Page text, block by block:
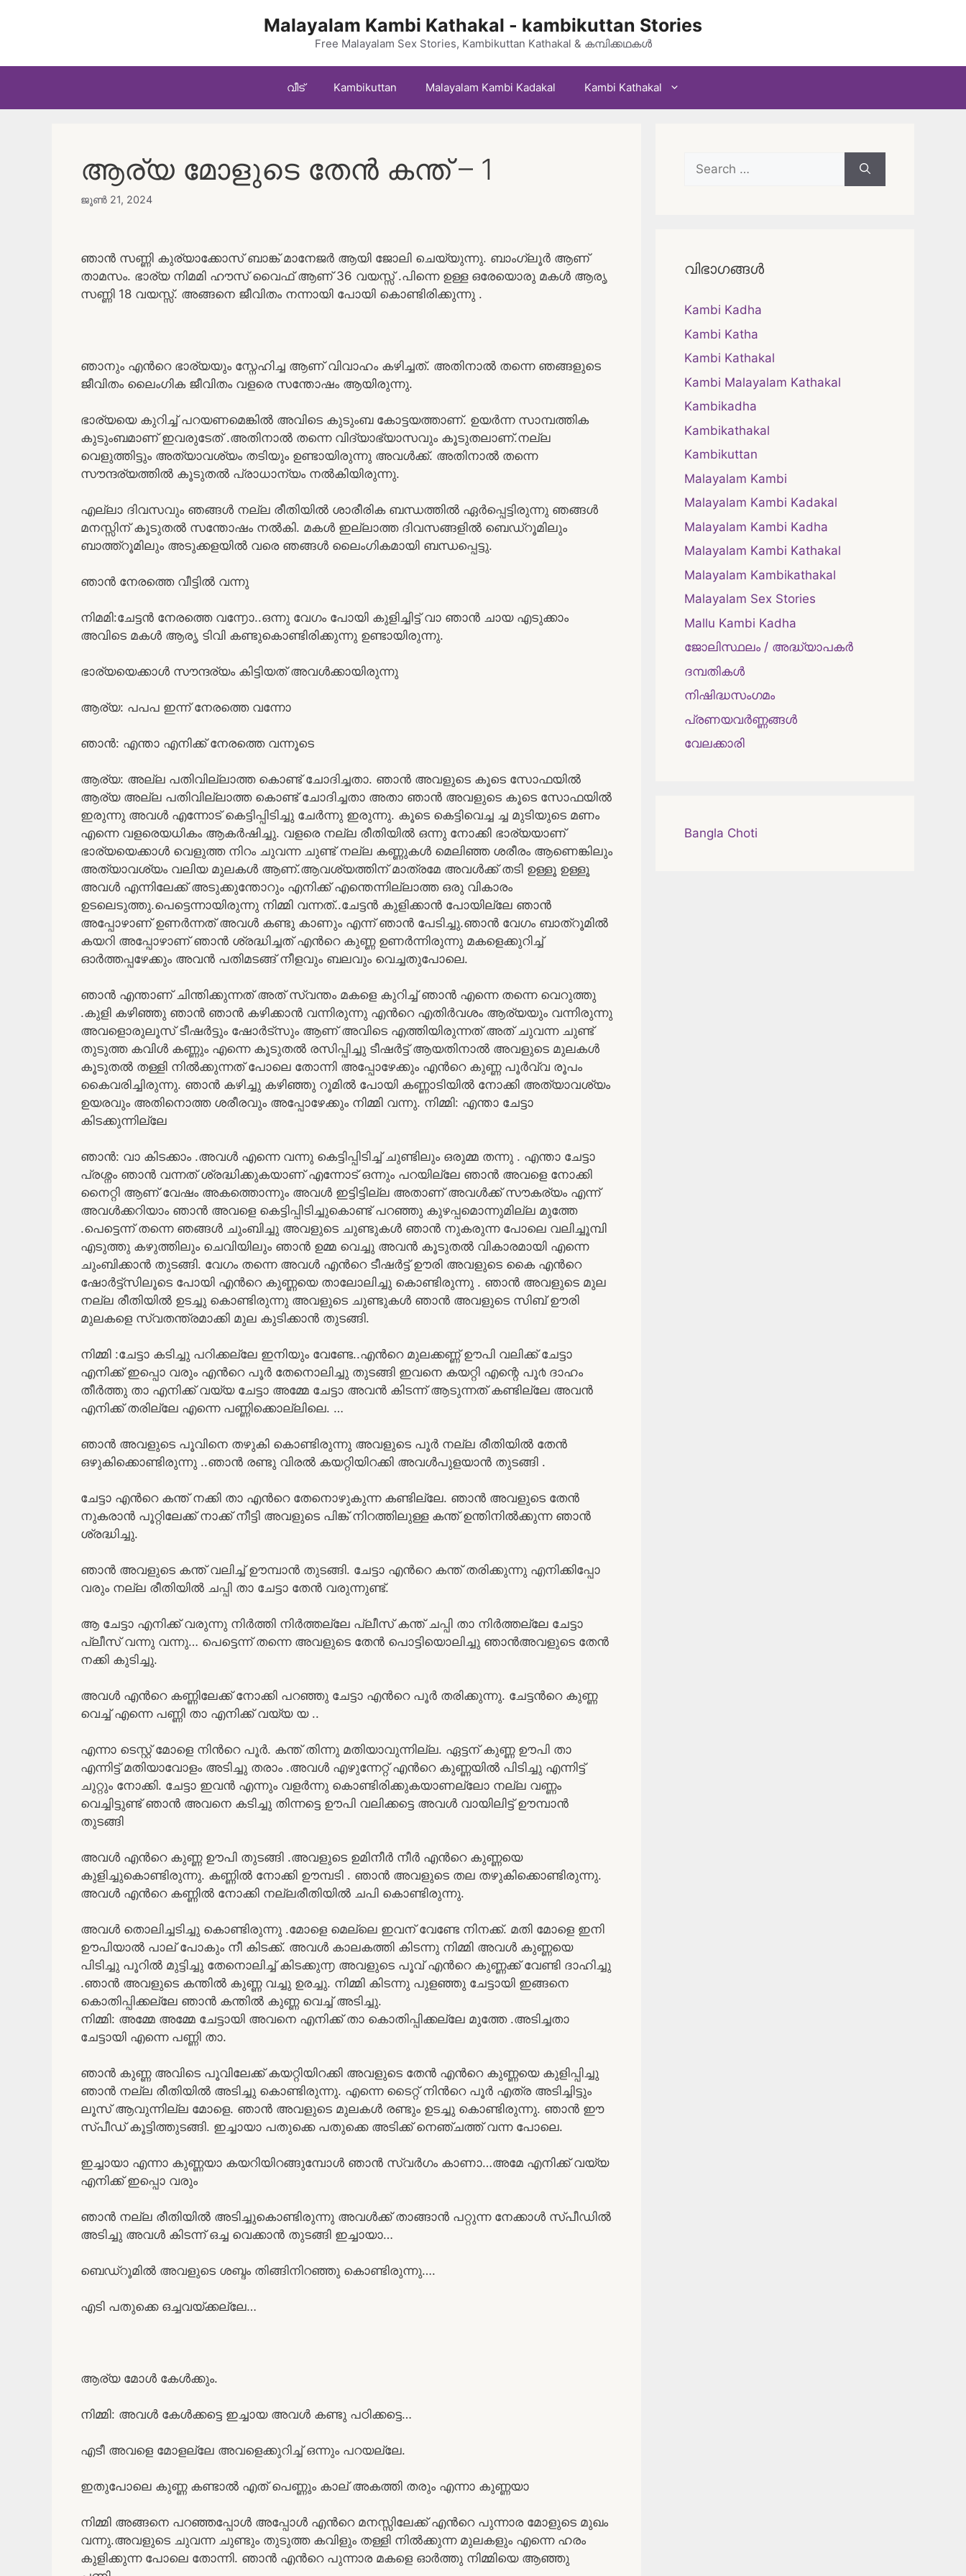
Malayalam Kambi Kathakal - kambikuttan Stories
Free Malayalam Sex Stories, Kambikuttan Kathakal & കമ്പിക്കഥകൾ
വീട് Kambikuttan Malayalam Kambi Kadakal Kambi Kathakal
ആര്യ മോളുടെ തേൻ കന്ത് – 1
ജൂൺ 21, 2024
ഞാൻ സണ്ണി കുര്യാക്കോസ് ബാങ്ക് മാനേജർ ആയി ജോലി ചെയ്യുന്നു. ബാംഗ്ലൂർ ആണ്
താമസം. ഭാര്യ നിമമി ഹൗസ് വൈഫ് ആണ് 36 വയസ്സ് .പിന്നെ ഉള്ള ഒരേയൊരു മകൾ ആരൃ
സണ്ണി 18 വയസ്സ്. അങ്ങനെ ജീവിതം നന്നായി പോയി കൊണ്ടിരിക്കുന്നു .
ഞാനും എൻറെ ഭാര്യയും സ്നേഹിച്ച ആണ് വിവാഹം കഴിച്ചത്. അതിനാൽ തന്നെ ഞങ്ങളുടെ
ജീവിതം ലൈംഗിക ജീവിതം വളരെ സന്തോഷം ആയിരുന്നു.
ഭാര്യയെ കുറിച്ച് പറയണമെങ്കിൽ അവിടെ കുടുംബ കോട്ടയത്താണ്. ഉയർന്ന സാമ്പത്തിക
കുടുംബമാണ് ഇവരുടേത് .അതിനാൽ തന്നെ വിദ്യാഭ്യാസവും കൂടുതലാണ്.നല്ല
വെളുത്തിട്ടും അത്യാവശ്യം തടിയും ഉണ്ടായിരുന്നു അവൾക്ക്. അതിനാൽ തന്നെ
സൗന്ദര്യത്തിൽ കൂടുതൽ പ്രാധാന്യം നൽകിയിരുന്നു.
എല്ലാ ദിവസവും ഞങ്ങൾ നല്ല രീതിയിൽ ശാരീരിക ബന്ധത്തിൽ ഏർപ്പെട്ടിരുന്നു ഞങ്ങൾ
മനസ്സിന് കൂടുതൽ സന്തോഷം നൽകി. മകൾ ഇല്ലാത്ത ദിവസങ്ങളിൽ ബെഡ്റൂമിലും
ബാത്ത്റൂമിലും അടുക്കളയിൽ വരെ ഞങ്ങൾ ലൈംഗികമായി ബന്ധപ്പെട്ടു.
ഞാൻ നേരത്തെ വീട്ടിൽ വന്നു
നിമമി:ചേട്ടൻ നേരത്തെ വ൬ോ..ഒന്നു വേഗം പോയി കുളിച്ചിട്ട് വാ ഞാൻ ചായ എടുക്കാം
അവിടെ മകൾ ആരൃ ടിവി കണ്ടുകൊണ്ടിരിക്കുന്നു ഉണ്ടായിരുന്നു.
ഭാര്യയെക്കാൾ സൗന്ദര്യം കിട്ടിയത് അവൾക്കായിരുന്നു
ആര്യ: പപപ ഇന്ന് നേരത്തെ വന്നോ
ഞാൻ: എന്താ എനിക്ക് നേരത്തെ വന്നൂടെ
ആര്യ: അല്ല പതിവില്ലാത്ത കൊണ്ട് ചോദിച്ചതാ. ഞാൻ അവളുടെ കൂടെ സോഫയിൽ
ആര്യ അല്ല പതിവില്ലാത്ത കൊണ്ട് ചോദിച്ചതാ അതാ ഞാൻ അവളുടെ കൂടെ സോഫയിൽ
ഇരുന്നു അവൾ എന്നോട് കെട്ടിപ്പിടിച്ചു ചേർന്നു ഇരുന്നു. കൂടെ കെട്ടിവെച്ച ച്ച മുടിയുടെ മണം
എന്നെ വളരെയധികം ആകർഷിച്ചു. വളരെ നല്ല രീതിയിൽ ഒന്നു നോക്കി ഭാര്യയാണ്
ഭാര്യയെക്കാൾ വെളുത്ത നിറം ചുവന്ന ചുണ്ട് നല്ല കണ്ണുകൾ മെലിഞ്ഞ ശരീരം ആണെങ്കിലും
അത്യാവശ്യം വലിയ മുലകൾ ആണ്.ആവശ്യത്തിന് മാത്രമേ അവൾക്ക് തടി ഉള്ളൂ ഉള്ളൂ
അവൾ എന്നിലേക്ക് അടുക്കുന്തോറും എനിക്ക് എന്തെന്നില്ലാത്ത ഒരു വികാരം
ഉടലെടുത്തു.പെട്ടെന്നായിരുന്നു നിമ്മി വന്നത്..ചേട്ടൻ കുളിക്കാൻ പോയില്ലേ ഞാൻ
അപ്പോഴാണ് ഉണർന്നത് അവൾ കണ്ടു കാണും എന്ന് ഞാൻ പേടിച്ചു.ഞാൻ വേഗം ബാത്റൂമിൽ
കയറി അപ്പോഴാണ് ഞാൻ ശ്രദ്ധിച്ചത് എൻറെ കുണ്ണ ഉണർന്നിരുന്നു മകളെക്കുറിച്ച്
ഓർത്തപ്പഴേക്കും അവൻ പതിമടങ്ങ് നീളവും ബലവും വെച്ചതുപോലെ.
ഞാൻ എന്താണ് ചിന്തിക്കുന്നത് അത് സ്വന്തം മകളെ കുറിച്ച് ഞാൻ എന്നെ തന്നെ വെറുത്തു
.കുളി കഴിഞ്ഞു ഞാൻ ഞാൻ കഴിക്കാൻ വന്നിരുന്നു എൻറെ എതിർവശം ആര്യയും വന്നിരുന്നു
അവളൊരുലൂസ് ടീഷർട്ടും ഷോർട്സും ആണ് അവിടെ എത്തിയിരുന്നത് അത് ചുവന്ന ചുണ്ട്
തുടുത്ത കവിൾ കണ്ണും എന്നെ കൂടുതൽ രസിപ്പിച്ചു ടീഷർട്ട് ആയതിനാൽ അവളുടെ മുലകൾ
കൂടുതൽ തള്ളി നിൽക്കുന്നത് പോലെ തോന്നി അപ്പോഴേക്കും എൻറെ കുണ്ണ പൂർവ്വ രൂപം
കൈവരിച്ചിരുന്നു. ഞാൻ കഴിച്ചു കഴിഞ്ഞു റൂമിൽ പോയി കണ്ണാടിയിൽ നോക്കി അത്യാവശ്യം
ഉയരവും അതിനൊത്ത ശരീരവും അപ്പോഴേക്കും നിമ്മി വന്നു. നിമ്മി: എന്താ ചേട്ടാ
കിടക്കുന്നില്ലേ
ഞാൻ: വാ കിടക്കാം .അവൾ എന്നെ വന്നു കെട്ടിപ്പിടിച്ച് ചുണ്ടിലും ഒരുമ്മ തന്നു . എന്താ ചേട്ടാ
പ്രശ്നം ഞാൻ വന്നത് ശ്രദ്ധിക്കുകയാണ് എന്നോട് ഒന്നും പറയില്ലേ ഞാൻ അവളെ നോക്കി
നൈറ്റി ആണ് വേഷം അകത്തൊന്നും അവൾ ഇട്ടിട്ടില്ല അതാണ് അവൾക്ക് സൗകര്യം എന്ന്
അവൾക്കറിയാം ഞാൻ അവളെ കെട്ടിപ്പിടിച്ചുകൊണ്ട് പറഞ്ഞു കുഴപ്പമൊന്നുമില്ല മുത്തേ
.പെട്ടെന്ന് തന്നെ ഞങ്ങൾ ചുംബിച്ചു അവളുടെ ചുണ്ടുകൾ ഞാൻ നുകരുന്ന പോലെ വലിച്ചൂമ്പി
എടുത്തു കഴുത്തിലും ചെവിയിലും ഞാൻ ഉമ്മ വെച്ചു അവൻ കൂടുതൽ വികാരമായി എന്നെ
ചുംബിക്കാൻ തുടങ്ങി. വേഗം തന്നെ അവൾ എൻറെ ടീഷർട്ട് ഊരി അവളുടെ കൈ എൻറെ
ഷോർട്ട്സിലൂടെ പോയി എൻറെ കുണ്ണയെ താലോലിച്ചു കൊണ്ടിരുന്നു . ഞാൻ അവളുടെ മുല
നല്ല രീതിയിൽ ഉടച്ചു കൊണ്ടിരുന്നു അവളുടെ ചുണ്ടുകൾ ഞാൻ അവളുടെ സിബ് ഊരി
മുലകളെ സ്വതന്ത്രമാക്കി മുല കുടിക്കാൻ തുടങ്ങി.
നിമ്മി :ചേട്ടാ കടിച്ചു പറിക്കല്ലേ ഇനിയും വേണ്ടേ..എൻറെ മുലക്കണ്ണ് ഊപി വലിക്ക് ചേട്ടാ
എനിക്ക് ഇപ്പൊ വരും എൻറെ പൂർ തേനൊലിച്ചു തുടങ്ങി ഇവനെ കയറ്റി എന്റെ പൂ൪ ദാഹം
തീർത്തു താ എനിക്ക് വയ്യ ചേട്ടാ അമ്മേ ചേട്ടാ അവൻ കിടന്ന് ആടുന്നത് കണ്ടില്ലേ അവൻ
എനിക്ക് തരില്ലേ എന്നെ പണ്ണിക്കൊല്ലിലെ. …
ഞാൻ അവളുടെ പൂവിനെ തഴുകി കൊണ്ടിരുന്നു അവളുടെ പൂർ നല്ല രീതിയിൽ തേൻ
ഒഴുകിക്കൊണ്ടിരുന്നു ..ഞാൻ രണ്ടു വിരൽ കയറ്റിയിറക്കി അവൾപുളയാൻ തുടങ്ങി .
ചേട്ടാ എൻറെ കന്ത് നക്കി താ എൻറെ തേനൊഴുകുന്ന കണ്ടില്ലേ. ഞാൻ അവളുടെ തേൻ
നുകരാൻ പൂറ്റിലേക്ക് നാക്ക് നീട്ടി അവളുടെ പിങ്ക് നിറത്തിലുള്ള കന്ത് ഉന്തിനിൽക്കുന്ന ഞാൻ
ശ്രദ്ധിച്ചു.
ഞാൻ അവളുടെ കന്ത് വലിച്ച് ഊമ്പാൻ തുടങ്ങി. ചേട്ടാ എൻറെ കന്ത് തരിക്കുന്നു എനിക്കിപ്പോ
വരും നല്ല രീതിയിൽ ചപ്പി താ ചേട്ടാ തേൻ വരുന്നുണ്ട്.
ആ ചേട്ടാ എനിക്ക് വരുന്നു നിർത്തി നിർത്തല്ലേ പ്ലീസ് കന്ത് ചപ്പി താ നിർത്തല്ലേ ചേട്ടാ
പ്ലീസ് വന്നു വന്നു… പെട്ടെന്ന് തന്നെ അവളുടെ തേൻ പൊട്ടിയൊലിച്ചു ഞാൻഅവളുടെ തേൻ
നക്കി കുടിച്ചു.
അവൾ എൻറെ കണ്ണിലേക്ക് നോക്കി പറഞ്ഞു ചേട്ടാ എൻറെ പൂർ തരിക്കുന്നു. ചേട്ടൻറെ കുണ്ണ
വെച്ച് എന്നെ പണ്ണി താ എനിക്ക് വയ്യ യ ..
എന്നാ ടെസ്റ്റ് മോളെ നിൻറെ പൂർ. കന്ത് തിന്നു മതിയാവുന്നില്ല. ഏട്ടന് കുണ്ണ ഊപി താ
എന്നിട്ട് മതിയാവോളം അടിച്ചു തരാം .അവൾ എഴുന്നേറ്റ് എൻറെ കുണ്ണയിൽ പിടിച്ചു എന്നിട്ട്
ചുറ്റും നോക്കി. ചേട്ടാ ഇവൻ എന്നും വളർന്നു കൊണ്ടിരിക്കുകയാണല്ലോ നല്ല വണ്ണം
വെച്ചിട്ടുണ്ട് ഞാൻ അവനെ കടിച്ചു തിന്നട്ടെ ഊപി വലിക്കട്ടെ അവൾ വായിലിട്ട് ഊമ്പാൻ
തുടങ്ങി
അവൾ എൻറെ കുണ്ണ ഊപി തുടങ്ങി .അവളുടെ ഉമിനീർ നീർ എൻറെ കുണ്ണയെ
കുളിച്ചുകൊണ്ടിരുന്നു. കണ്ണിൽ നോക്കി ഊമ്പടി . ഞാൻ അവളുടെ തല തഴുകിക്കൊണ്ടിരുന്നു.
അവൾ എൻറെ കണ്ണിൽ നോക്കി നല്ലരീതിയിൽ ചപി കൊണ്ടിരുന്നു.
അവൾ തൊലിച്ചടിച്ചു കൊണ്ടിരുന്നു .മോളെ മെല്ലെ ഇവന് വേണ്ടേ നിനക്ക്. മതി മോളെ ഇനി
ഊപിയാൽ പാല് പോകും നീ കിടക്ക്. അവൾ കാലകത്തി കിടന്നു നിമ്മി അവൾ കുണ്ണയെ
പിടിച്ചു പൂറിൽ മുട്ടിച്ചു തേനൊലിച്ച് കിടക്കു൬ അവളുടെ പൂവ് എൻറെ കുണ്ണക്ക് വേണ്ടി ദാഹിച്ചു
.ഞാൻ അവളുടെ കന്തിൽ കുണ്ണ വച്ചു ഉരച്ചു. നിമ്മി കിടന്നു പുളഞ്ഞു ചേട്ടായി ഇങ്ങനെ
കൊതിപ്പിക്കല്ലേ ഞാൻ കന്തിൽ കുണ്ണ വെച്ച് അടിച്ചു.
നിമ്മി: അമ്മേ അമ്മേ ചേട്ടായി അവനെ എനിക്ക് താ കൊതിപ്പിക്കല്ലേ മുത്തേ .അടിച്ചതാ
ചേട്ടായി എന്നെ പണ്ണി താ.
ഞാൻ കുണ്ണ അവിടെ പൂവിലേക്ക് കയറ്റിയിറക്കി അവളുടെ തേൻ എൻറെ കുണ്ണയെ കുളിപ്പിച്ചു
ഞാൻ നല്ല രീതിയിൽ അടിച്ചു കൊണ്ടിരുന്നു. എന്നെ ടൈറ്റ് നിൻറെ പൂർ എത്ര അടിച്ചിട്ടും
ലൂസ് ആവുന്നില്ല മോളെ. ഞാൻ അവളുടെ മുലകൾ രണ്ടും ഉടച്ചു കൊണ്ടിരുന്നു. ഞാൻ ഈ
സ്പീഡ് കൂട്ടിത്തുടങ്ങി. ഇച്ചായാ പതുക്കെ പതുക്കെ അടിക്ക് നെഞ്ചത്ത് വന്ന പോലെ.
ഇച്ചായാ എന്നാ കുണ്ണയാ കയറിയിറങ്ങുമ്പോൾ ഞാൻ സ്വർഗം കാണാ…അമേ എനിക്ക് വയ്യ
എനിക്ക് ഇപ്പൊ വരും
ഞാൻ നല്ല രീതിയിൽ അടിച്ചുകൊണ്ടിരുന്നു അവൾക്ക് താങ്ങാൻ പറ്റുന്ന നേക്കാൾ സ്പീഡിൽ
അടിച്ചു അവൾ കിടന്ന് ഒച്ച വെക്കാൻ തുടങ്ങി ഇച്ചായാ…
ബെഡ്റൂമിൽ അവളുടെ ശബ്ദം തിങ്ങിനിറഞ്ഞു കൊണ്ടിരുന്നു….
എടി പതുക്കെ ഒച്ചവയ്ക്കല്ലേ…
ആര്യ മോൾ കേൾക്കും.
നിമ്മി: അവൾ കേൾക്കട്ടെ ഇച്ചായ അവൾ കണ്ടു പഠിക്കട്ടെ…
എടീ അവളെ മോളല്ലേ അവളെക്കുറിച്ച് ഒന്നും പറയല്ലേ.
ഇതുപോലെ കുണ്ണ കണ്ടാൽ എത് പെണ്ണും കാല് അകത്തി തരും എന്നാ കുണ്ണയാ
നിമ്മി അങ്ങനെ പറഞ്ഞപ്പോൾ അപ്പോൾ എൻറെ മനസ്സിലേക്ക് എൻറെ പുന്നാര മോളുടെ മുഖം
വന്നു.അവളുടെ ചുവന്ന ചുണ്ടും തുടുത്ത കവിളും തള്ളി നിൽക്കുന്ന മുലകളും എന്നെ ഹരം
കുളിക്കുന്ന പോലെ തോന്നി. ഞാൻ എൻറെ പുന്നാര മകളെ ഓർത്തു നിമ്മിയെ ആഞ്ഞു
Search
for:
വിഭാഗങ്ങൾ
Kambi Kadha
Kambi Katha
Kambi Kathakal
Kambi Malayalam Kathakal
Kambikadha
Kambikathakal
Kambikuttan
Malayalam Kambi
Malayalam Kambi Kadakal
Malayalam Kambi Kadha
Malayalam Kambi Kathakal
Malayalam Kambikathakal
Malayalam Sex Stories
Mallu Kambi Kadha
ജോലിസ്ഥലം / അദ്ധ്യാപകർ
ദമ്പതികള്‍
നിഷിദ്ധസംഗമം
പ്രണയവർണ്ണങ്ങൾ
വേലക്കാരി
Bangla Choti